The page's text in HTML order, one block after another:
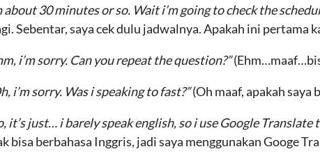
about 30 minutes or so. Wait i’m going to check the
Sebentar, saya cek dulu jadwalnya. Apakah ini pertama
i’m sorry. Can you repeat the question?”
i’m sorry. Was i speaking to fast?”(Oh maaf, apakah saya
it’s just… i barely speak english, so i use Google Translate
bisa berbahasa Inggris, jadi saya menggunakan Googe